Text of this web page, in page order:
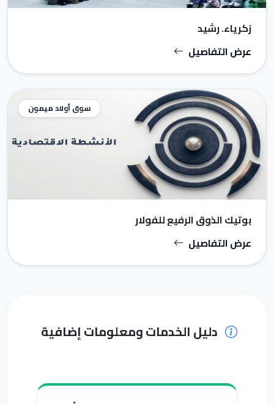
زكرياء. رشيد
عرض التفاصيل
سوق أولاد ميمون
بوتيك الذوق الرفيع للفولار
عرض التفاصيل
دليل الخدمات ومعلومات إضافية